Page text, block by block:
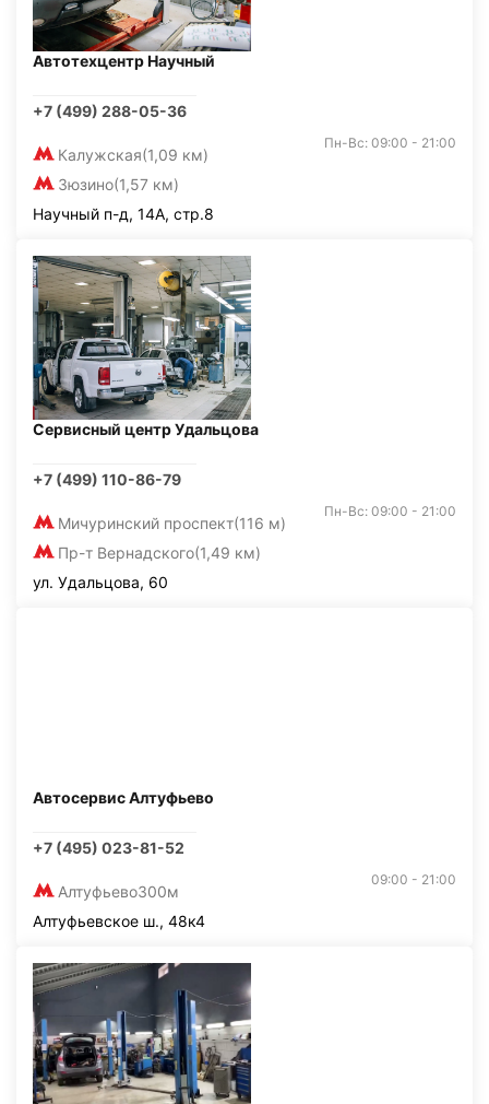
Автотехцентр Научный
+7 (499) 288-05-36
Калужская(1,09 км)
Зюзино(1,57 км)
Пн-Вс: 09:00 - 21:00
Научный п-д, 14А, стр.8
Сервисный центр Удальцова
+7 (499) 110-86-79
Мичуринский проспект(116 м)
Пр-т Вернадского(1,49 км)
Пн-Вс: 09:00 - 21:00
ул. Удальцова, 60
Автосервис Алтуфьево
+7 (495) 023-81-52
Алтуфьево300м
09:00 - 21:00
Алтуфьевское ш., 48к4